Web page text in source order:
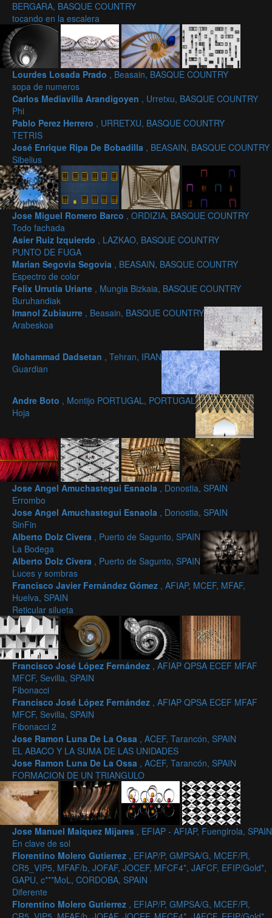
BERGARA, BASQUE COUNTRY
tocando en la escalera
Lourdes Losada Prado , Beasain, BASQUE COUNTRY
sopa de numeros
Carlos Mediavilla Arandigoyen , Urretxu, BASQUE COUNTRY
Phi
Pablo Perez Herrero , URRETXU, BASQUE COUNTRY
TETRIS
José Enrique Ripa De Bobadilla , BEASAIN, BASQUE COUNTRY
Sibelius
Jose Miguel Romero Barco , ORDIZIA, BASQUE COUNTRY
Todo fachada
Asier Ruiz Izquierdo , LAZKAO, BASQUE COUNTRY
PUNTO DE FUGA
Marian Segovia Segovia , BEASAIN, BASQUE COUNTRY
Espectro de color
Felix Urrutia Uriarte , Mungia Bizkaia, BASQUE COUNTRY
Buruhandiak
Imanol Zubiaurre , Beasain, BASQUE COUNTRY
Arabeskoa
Mohammad Dadsetan , Tehran, IRAN
Guardian
Andre Boto , Montijo PORTUGAL, PORTUGAL
Hoja
Jose Angel Amuchastegui Esnaola , Donostia, SPAIN
Errombo
Jose Angel Amuchastegui Esnaola , Donostia, SPAIN
SinFin
Alberto Dolz Civera , Puerto de Sagunto, SPAIN
La Bodega
Alberto Dolz Civera , Puerto de Sagunto, SPAIN
Luces y sombras
Francisco Javier Fernández Gómez , AFIAP, MCEF, MFAF,
Huelva, SPAIN
Reticular silueta
Francisco José López Fernández , AFIAP QPSA ECEF MFAF
MFCF, Sevilla, SPAIN
Fibonacci
Francisco José López Fernández , AFIAP QPSA ECEF MFAF
MFCF, Sevilla, SPAIN
Fibonacci 2
Jose Ramon Luna De La Ossa , ACEF, Tarancón, SPAIN
EL ABACO Y LA SUMA DE LAS UNIDADES
Jose Ramon Luna De La Ossa , ACEF, Tarancón, SPAIN
FORMACION DE UN TRIANGULO
Jose Manuel Maiquez Mijares , EFIAP - AFIAP, Fuengirola, SPAIN
En clave de sol
Florentino Molero Gutierrez , EFIAP/P, GMPSA/G, MCEF/Pl,
CR5_VIP5, MFAF/b, JOFAF, JOCEF, MFCF4*, JAFCF, EFIP/Gold*,
GAPU, c***MoL, CORDOBA, SPAIN
Diferente
Florentino Molero Gutierrez , EFIAP/P, GMPSA/G, MCEF/Pl,